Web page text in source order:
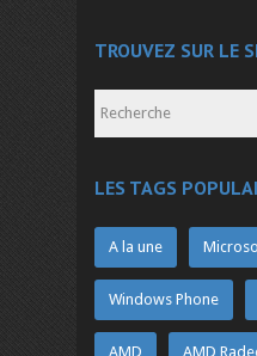
TROUVEZ SUR LE
LES TAGS
A la une
Windows Phone
AMD AMD